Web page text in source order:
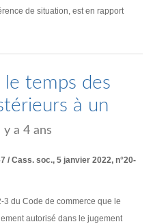
de situation, est en rapport
le temps des
à un
y a 4 ans
/ Cass. soc., 5 janvier 2022, n°20-
3 du Code de commerce que le
autorisé dans le jugement